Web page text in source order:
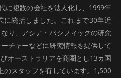
に複数の会社を法人化し、1999年
に統括しました。これまで30年近
り、アジア・パシフィックの研究
チャーなどに研究情報を提供して
オーストラリアを商圏とし13カ国
のスタッフを有しています。1,500